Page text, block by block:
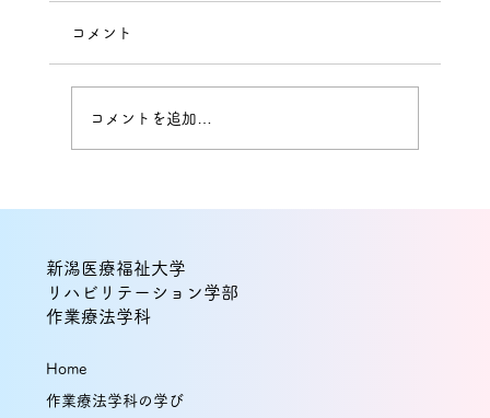
本間健太助教と能村友紀教授の研究論文
（tACS）の2部位同時刺激がエピソード
記憶の保持を促進する可能性を示唆
コメント
コメントを追加…
新潟医療福祉大学
リハビリテーション学部
作業療法学科
Home
作業療法学科の学び